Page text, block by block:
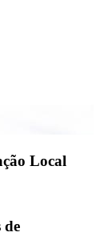
Local
de